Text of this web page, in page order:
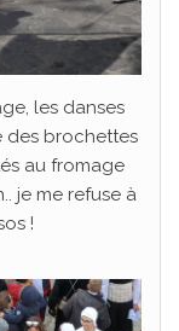
les danses
des brochettes
au fromage
je me refuse à
!